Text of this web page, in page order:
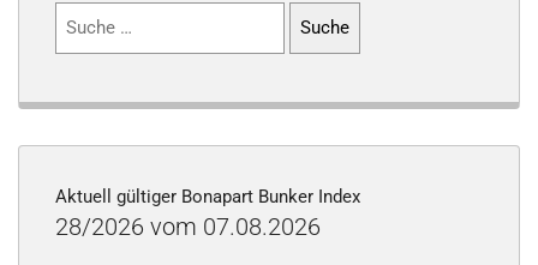
Suchen
Aktuell gültiger Bonapart Bunker Index
28/2026 vom 07.08.2026